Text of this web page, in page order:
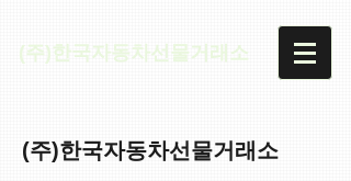
(주)한국자동차선물거래소
(주)한국자동차선물거래소